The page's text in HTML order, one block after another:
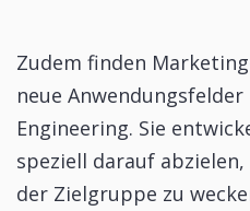
Zudem finden
neue
Engineering. Sie
speziell darauf
der Zielgruppe zu